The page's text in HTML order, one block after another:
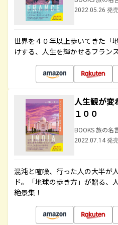
2022.05.26 発
世界を４０年以上歩いてきた「
けする、人生を輝かせるフラン
人生観が変
１００
BOOKS 旅の名
2022.07.14 発
混沌と喧噪、行った人の大半が
ド。「地球の歩き方」が贈る、
絶景集！